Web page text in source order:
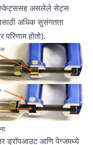
गॅस्केट्ससह असलेले सेट्स
अधिक सुसंगतता
परिणाम होतो).
ड्रॉपआउट आणि पेग्जमध्ये